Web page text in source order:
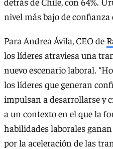
nivel más bajo de confianza
Para Andrea Ávila, CEO de
los líderes atraviesa una
nuevo escenario laboral.
los líderes que generan
impulsan a desarrollarse y
a un contexto en el que la
habilidades laborales
por la aceleración de las